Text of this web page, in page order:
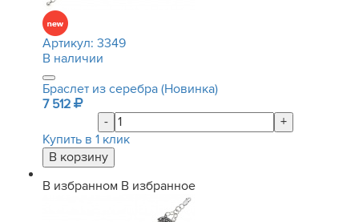
Артикул: 3349
В наличии
Браслет из серебра (Новинка)
7 512
-
+
Купить в 1 клик
В избранном В избранное